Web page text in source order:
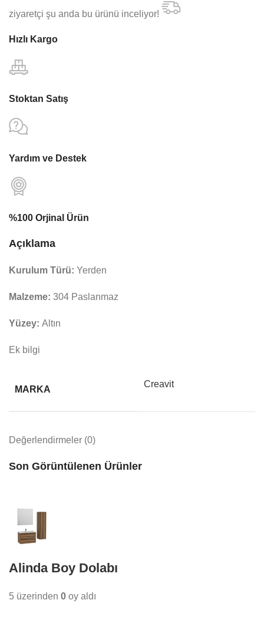
ziyaretçi şu anda bu ürünü inceliyor!
Hızlı Kargo
Stoktan Satış
Yardım ve Destek
%100 Orjinal Ürün
Açıklama
Kurulum Türü: Yerden
Malzeme: 304 Paslanmaz
Yüzey: Altın
Ek bilgi
MARKA
Creavit
Değerlendirmeler (0)
Son Görüntülenen Ürünler
Alinda Boy Dolabı
5 üzerinden 0 oy aldı